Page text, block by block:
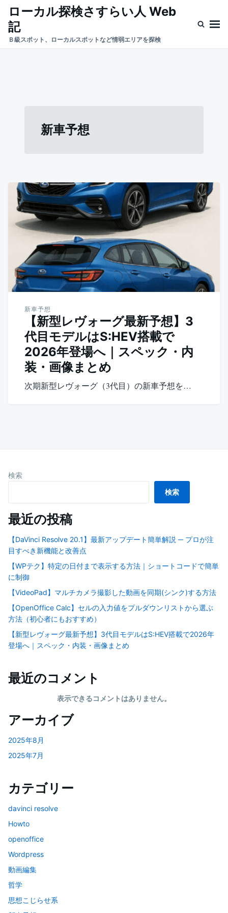
Skip
content
Search
for:
ローカル探検さすらい人 Web
記
Ｂ級スポット、ローカルスポットなど情弱エリアを探検
新車予想
新車予想
【新型レヴォーグ最新予想】3
代目モデルはS:HEV搭載で
2026年登場へ｜スペック・内
装・画像まとめ
次期新型レヴォーグ（3代目）の新車予想を…
検索
検索
最近の投稿
【DaVinci Resolve 20.1】最新アップデート簡単解説 ─ プロが注
目すべき新機能と改善点
【WPテク】特定の日付まで表示する方法｜ショートコードで簡単
に制御
【VideoPad】マルチカメラ撮影した動画を同期(シンク)する方法
【OpenOffice Calc】セルの入力値をプルダウンリストから選ぶ
方法（初心者にもおすすめ）
【新型レヴォーグ最新予想】3代目モデルはS:HEV搭載で2026年
登場へ｜スペック・内装・画像まとめ
最近のコメント
表示できるコメントはありません。
アーカイブ
2025年8月
2025年7月
カテゴリー
davinci resolve
Howto
openoffice
Wordpress
動画編集
哲学
思想こじらせ系